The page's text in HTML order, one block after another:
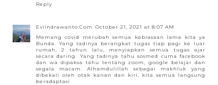
Reply
Eviindrawanto.Com
October 21, 2021 at 8:07 AM
Memang covid merubah semua kebiasaan lama kita ya
Bunda. Yang tadinya berangkat tugas tiap pagi ke luar
rumah, 2 tahun lalu, menyiapkan semua tugas ajar
secara daring. Yang tadinya tahu sosmed cuma facebook
dan wa dipaksa tahu tentang zoom, google belajar dan
segala macam. Alhamdulillah sebagai makhluk yang
dibekali oleh otak kanan dan kiri, kita semua langsung
beradaptasi